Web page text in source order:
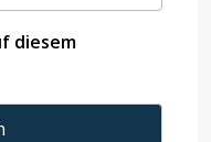
diesem